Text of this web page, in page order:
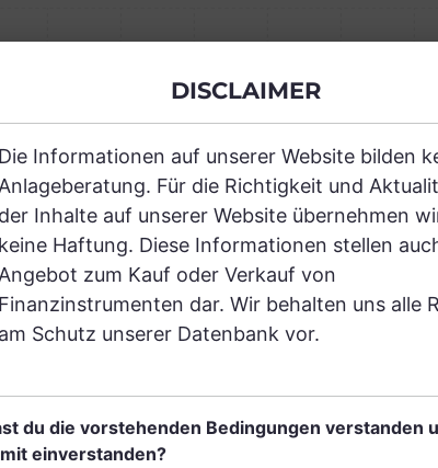
Einfach und kostenlos
Einfach und kostenlos
DISCLAIMER
Die Informationen auf unserer Website bilden
Anlageberatung. Für die Richtigkeit und
der Inhalte auf unserer Website übernehmen
keine Haftung. Diese Informationen stellen
Angebot zum Kauf oder Verkauf von
Finanzinstrumenten dar. Wir behalten uns alle
am Schutz unserer Datenbank vor.
du die vorstehenden Bedingungen verstanden
einverstanden?